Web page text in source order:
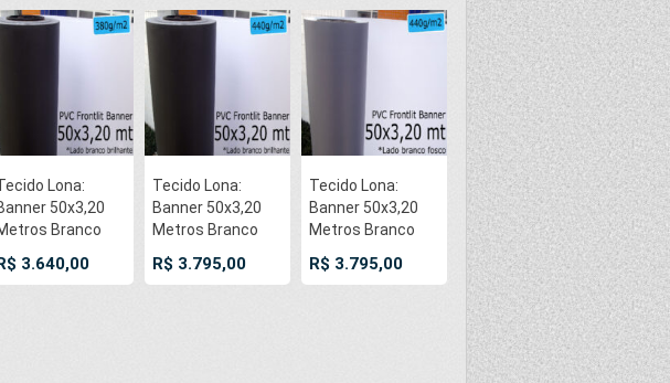
Bobina
Bobina PVC Vinil
Rolo Impressão
Posters
Frontilt Bobina
PVC Vinil Rolo
Impressão Digital
Propagandas
Posters
Lona:
50x3,20
Branco
GSM Flex
3.640,00
Tecido Lona:
Banner 50x3,20
Metros Branco
440 GSM Flex
R$ 3.795,00
Tecido Lona:
Banner 50x3,20
Metros Branco
GSM Flex Frontilt
R$ 3.795,00